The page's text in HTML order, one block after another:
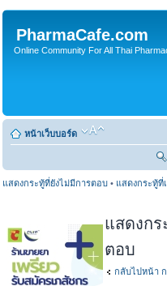
PharmaCafe.com
Online Community For All Thai
หน้าเว็บบอร์ด
แสดงกระทู้ที่ยังไม่มีการตอบ • แสดงกระทู้ที่
แสดงกร
ตอบ
กลับไปหน้า